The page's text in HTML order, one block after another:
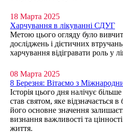
18 Марта 2025
Харчування в лікуванні СДУГ
Метою цього огляду було
досліджень і дієтичних
харчування відігравати роль у
08 Марта 2025
8 Березня: Вітаємо з
Історія цього дня налічує
став святом, яке відзначається в
його основне значення
визнання важливості та
життя.